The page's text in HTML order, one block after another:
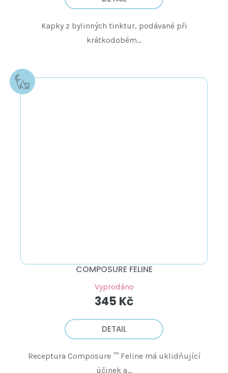
Kapky z bylinných tinktur, podávané při
krátkodobém...
COMPOSURE FELINE
Vyprodáno
345 Kč
DETAIL
Receptura Composure ™ Feline má uklidňující
účinek a...